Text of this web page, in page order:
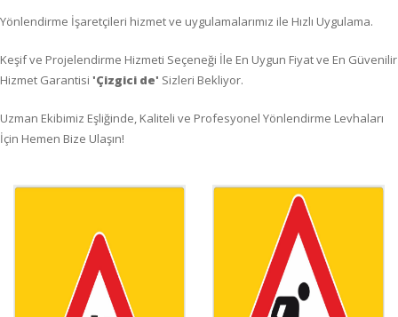
Yönlendirme İşaretçileri hizmet ve uygulamalarımız ile Hızlı Uygulama.
Keşif ve Projelendirme Hizmeti Seçeneği İle En Uygun Fiyat ve En Güvenilir
Hizmet Garantisi 'Çizgici de' Sizleri Bekliyor.
Uzman Ekibimiz Eşliğinde, Kaliteli ve Profesyonel Yönlendirme Levhaları
İçin Hemen Bize Ulaşın!